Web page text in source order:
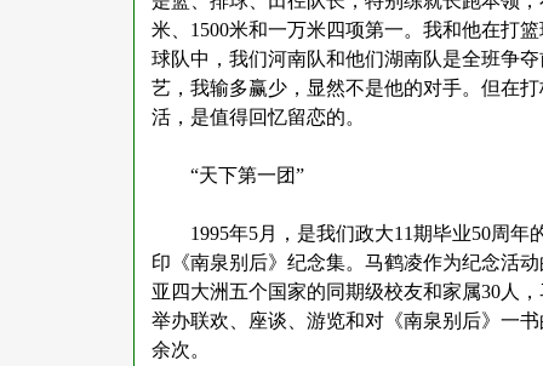
米、1500米和一万米四项第一。我和他在打
球队中，我们河南队和他们湖南队是全班争
艺，我输多赢少，显然不是他的对手。但在
活，是值得回忆留恋的。
“天下第一团”
1995年5月，是我们政大11期毕业50周
印《南泉别后》纪念集。马鹤凌作为纪念活
亚四大洲五个国家的同期级校友和家属30人
举办联欢、座谈、游览和对《南泉别后》一
余次。